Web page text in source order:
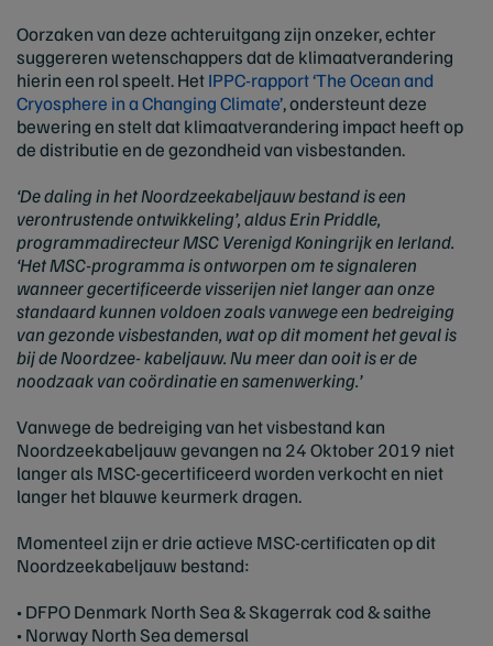
Oorzaken van deze achteruitgang zijn onzeker, echter
suggereren wetenschappers dat de klimaatverandering
hierin een rol speelt. HetIPPC-rapport ‘The Ocean and
Cryosphere in a Changing Climate’, ondersteunt deze
bewering en stelt dat klimaatverandering impact heeft op
de distributie en de gezondheid van visbestanden.
‘De daling in het Noordzeekabeljauw bestand is een
verontrustende ontwikkeling’, aldus Erin Priddle,
programmadirecteur MSC Verenigd Koningrijk en Ierland.
‘Het MSC-programma is ontworpen om te signaleren
wanneer gecertificeerde visserijen niet langer aan onze
standaard kunnen voldoen zoals vanwege een bedreiging
van gezonde visbestanden, wat op dit moment het geval is
bij de Noordzee- kabeljauw. Nu meer dan ooit is er de
noodzaak van coördinatie en samenwerking.’
Vanwege de bedreiging van het visbestand kan
Noordzeekabeljauw gevangen na 24 Oktober 2019 niet
langer als MSC-gecertificeerd worden verkocht en niet
langer het blauwe keurmerk dragen.
Momenteel zijn er drie actieve MSC-certificaten op dit
Noordzeekabeljauw bestand:
• DFPO Denmark North Sea & Skagerrak cod & saithe
• Norway North Sea demersal